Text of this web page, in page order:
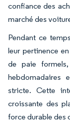
confiance des
marché des
Pendant ce
leur pertinence
de paie
hebdomadaires
stricte. Cette
croissante des
force durable des